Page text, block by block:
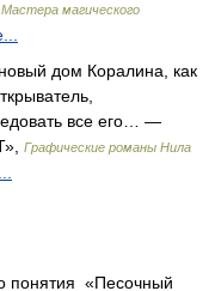
Мастера магического
дом Коралина, как
все его… —
Графические романы Нила
понятия «Песочный